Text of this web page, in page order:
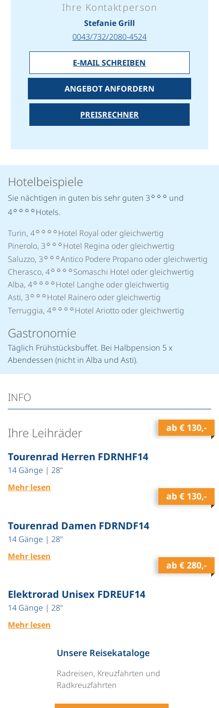
Ihre Kontaktperson
Stefanie Grill
0043/732/2080-4524
E-MAIL SCHREIBEN
ANGEBOT ANFORDERN
PREISRECHNER
Hotelbeispiele
Sie nächtigen in guten bis sehr guten 3☼☼☼ und
4☼☼☼☼Hotels.
Turin, 4☼☼☼☼Hotel Royal oder gleichwertig
Pinerolo, 3☼☼☼Hotel Regina oder gleichwertig
Saluzzo, 3☼☼☼Antico Podere Propano oder gleichwertig
Cherasco, 4☼☼☼☼Somaschi Hotel oder gleichwertig
Alba, 4☼☼☼☼Hotel Langhe oder gleichwertig
Asti, 3☼☼☼Hotel Rainero oder gleichwertig
Terruggia, 4☼☼☼☼Hotel Ariotto oder gleichwertig
Gastronomie
Täglich Frühstücksbuffet. Bei Halbpension 5 x
Abendessen (nicht in Alba und Asti).
INFO
Ihre Leihräder ab € 130,-
Tourenrad Herren FDRNHF14
14 Gänge | 28"
Mehr lesen
ab € 130,-
Tourenrad Damen FDRNDF14
14 Gänge | 28"
Mehr lesen
ab € 280,-
Elektrorad Unisex FDREUF14
14 Gänge | 28"
Mehr lesen
Unsere Reisekataloge
Radreisen, Kreuzfahrten und
Radkreuzfahrten